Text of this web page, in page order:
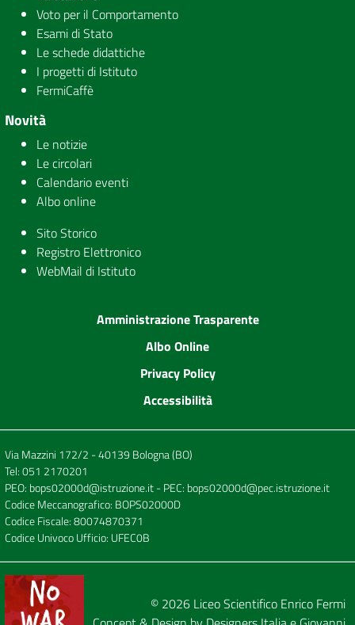
Voto per il Comportamento
Esami di Stato
Le schede didattiche
I progetti di Istituto
FermiCaffè
Novità
Le notizie
Le circolari
Calendario eventi
Albo online
Sito Storico
Registro Elettronico
WebMail di Istituto
Amministrazione Trasparente
Albo Online
Privacy Policy
Accessibilità
Via Mazzini 172/2 - 40139 Bologna (BO)
Tel:051 2170201
PEO: bops02000d@istruzione.it- PEC: bops02000d@pec.istruzione.it
Codice Meccanografico: BOPS02000D
Codice Fiscale: 80074870371
Codice Univoco Ufficio: UFEC0B
© 2026 Liceo Scientifico Enrico Fermi